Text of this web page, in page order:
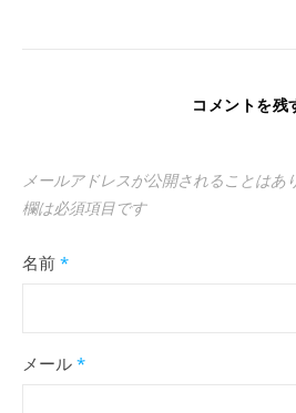
コメントを残
メールアドレスが公開されることはあ
欄は必須項目です
名前 *
メール *